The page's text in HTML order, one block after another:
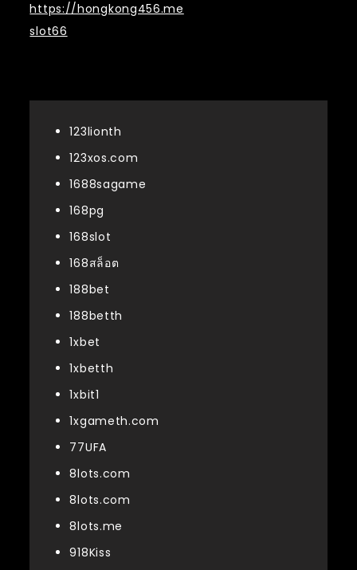
https://hongkong456.me
slot66
123lionth
123xos.com
1688sagame
168pg
168slot
168สล็อต
188bet
188betth
1xbet
1xbetth
1xbit1
1xgameth.com
77UFA
8lots.com
8lots.com
8lots.me
918Kiss